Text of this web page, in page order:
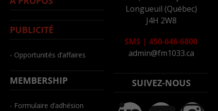
PUBLICITÉ
- Opportunités d’affaires
MEMBERSHIP
- Formulaire d’adhésion
Longueuil (Québec)
J4H 2W8
SMS | 450-646-6800
admin@fm1033.ca
SUIVEZ-NOUS